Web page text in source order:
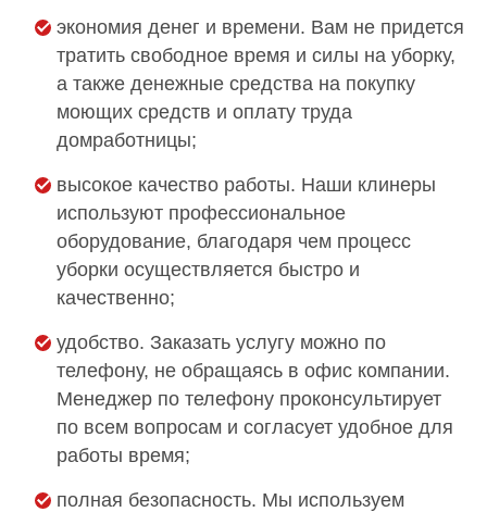
экономия денег и времени. Вам не придется
тратить свободное время и силы на уборку,
а также денежные средства на покупку
моющих средств и оплату труда
домработницы;
высокое качество работы. Наши клинеры
используют профессиональное
оборудование, благодаря чем процесс
уборки осуществляется быстро и
качественно;
удобство. Заказать услугу можно по
телефону, не обращаясь в офис компании.
Менеджер по телефону проконсультирует
по всем вопросам и согласует удобное для
работы время;
полная безопасность. Мы используем